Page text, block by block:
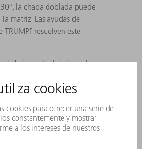
la chapa doblada puede
la matriz. Las ayudas de
TRUMPF resuelven este
inferiores, la división es la
se sustituyen por secciones